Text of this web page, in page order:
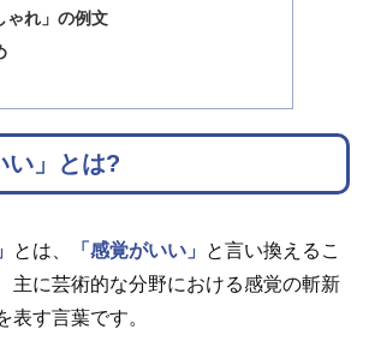
ゃれ」の例文
い」とは?
とは、 「感覚がいい」
と言い換えるこ
主に芸術的な分野における感覚の斬新
表す言葉です。